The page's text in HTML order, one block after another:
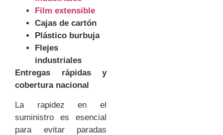
Film extensible
Cajas de cartón
Plástico burbuja
Flejes
industriales
Entregas rápidas y
cobertura nacional
La rapidez en el
suministro es esencial
para evitar paradas